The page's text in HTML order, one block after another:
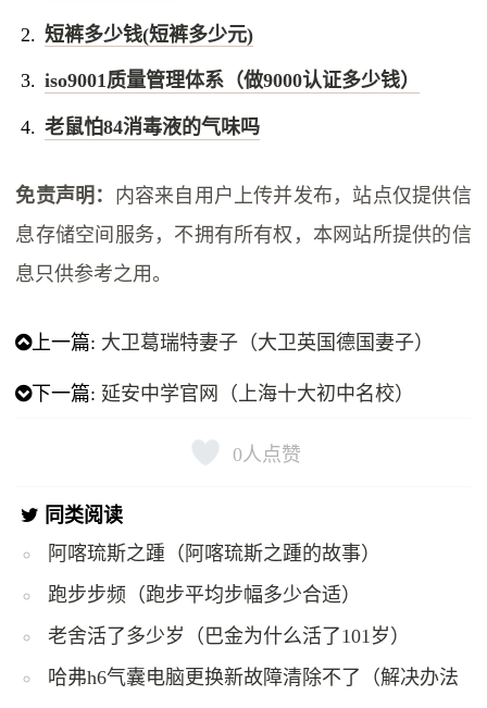
短裤多少钱(短裤多少元)
iso9001质量管理体系（做9000认证多少钱）
老鼠怕84消毒液的气味吗
免责声明： 内容来自用户上传并发布，站点仅提供信
息存储空间服务，不拥有所有权，本网站所提供的信
息只供参考之用。
上一篇: 大卫葛瑞特妻子（大卫英国德国妻子）
下一篇: 延安中学官网（上海十大初中名校）
0人点赞
同类阅读
阿喀琉斯之踵（阿喀琉斯之踵的故事）
跑步步频（跑步平均步幅多少合适）
老舍活了多少岁（巴金为什么活了101岁）
哈弗h6气囊电脑更换新故障清除不了（解决办法